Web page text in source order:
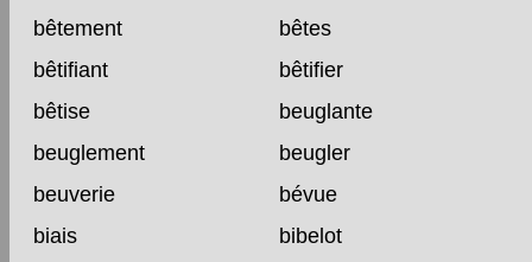
bêtement
bêtes
bêtifiant
bêtifier
bêtise
beuglante
beuglement
beugler
beuverie
bévue
biais
bibelot